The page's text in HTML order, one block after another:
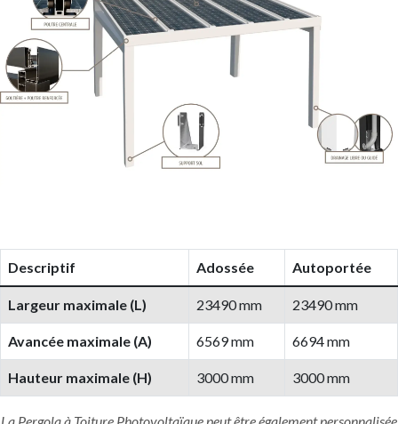
Descriptif Adossée Autoportée
Largeur maximale (L) 23490 mm 23490 mm
Avancée maximale (A) 6569 mm 6694 mm
Hauteur maximale (H) 3000 mm 3000 mm